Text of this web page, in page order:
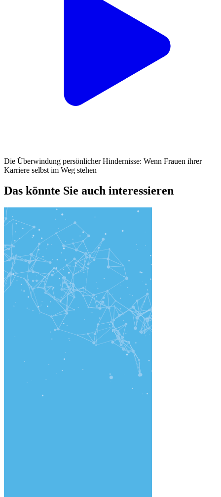
Die Überwindung persönlicher Hindernisse: Wenn Frauen ihrer
Karriere selbst im Weg stehen
Das könnte Sie auch interessieren